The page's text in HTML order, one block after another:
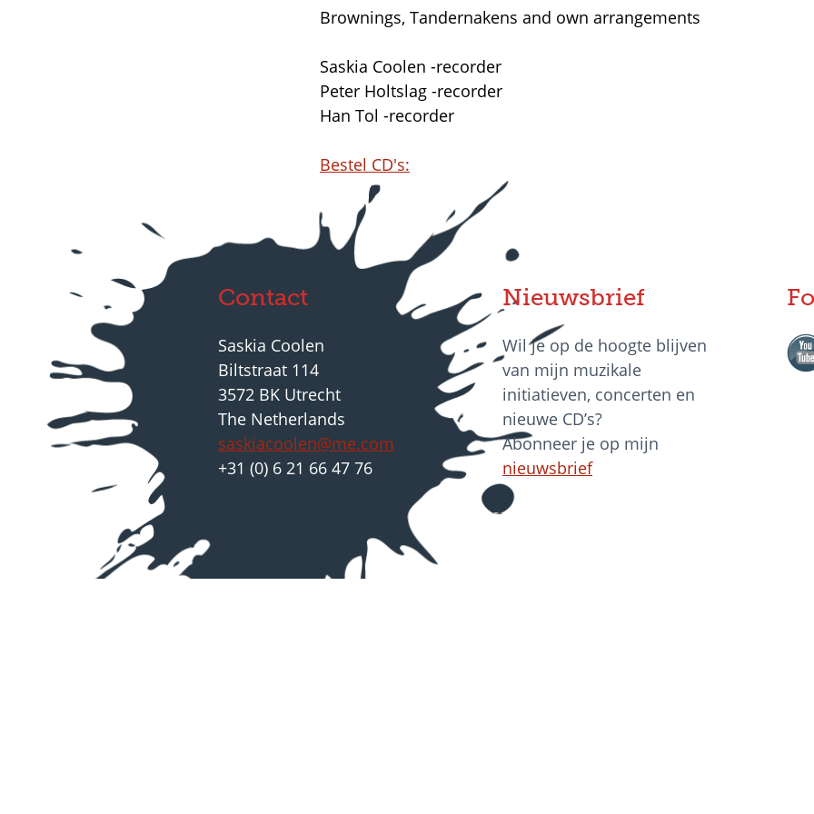
Brownings, Tandernakens and own arrangements
Saskia Coolen -recorder
Peter Holtslag -recorder
Han Tol -recorder
Bestel CD's:
Contact
Saskia Coolen
Biltstraat 114
3572 BK Utrecht
The Netherlands
saskiacoolen@me.com
+31 (0) 6 21 66 47 76
Nieuwsbrief
Wil je op de hoogte blijven
van mijn muzikale
initiatieven, concerten en
nieuwe CD’s?
Abonneer je op mijn
nieuwsbrief